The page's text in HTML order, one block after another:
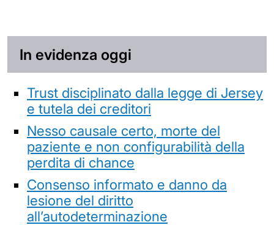
In evidenza oggi
Trust disciplinato dalla legge di Jersey
e tutela dei creditori
Nesso causale certo, morte del
paziente e non configurabilità della
perdita di chance
Consenso informato e danno da
lesione del diritto
all’autodeterminazione